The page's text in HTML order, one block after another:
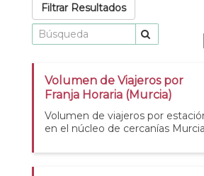
Filtrar Resultados
Volumen de Viajeros por
Franja Horaria (Murcia)
Volumen de viajeros por
en el núcleo de cercanías Murcia